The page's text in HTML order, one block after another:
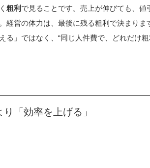
粗利 で見ることです。売上が伸びても、値
経営の体力は、最後に残る粗利で決まりま
る」ではなく、“同じ人件費で、どれだけ
「効率を上げる」